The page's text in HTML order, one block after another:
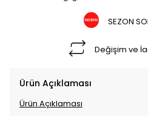
SEZON
Değişim ve
Ürün Açıklaması
Ürün Açıklaması